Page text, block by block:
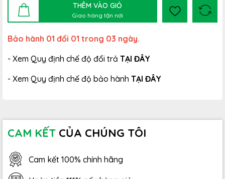
THÊM VÀO GIỎ
Giao hàng tận nơi
Bảo hành 01 đổi 01 trong 03 ngày.
- Xem Quy định chế độ đổi trả TẠI ĐÂY
- Xem Quy định chế độ bảo hành TẠI ĐÂY
CAM KẾT CỦA CHÚNG TÔI
Cam kết 100% chính hãng